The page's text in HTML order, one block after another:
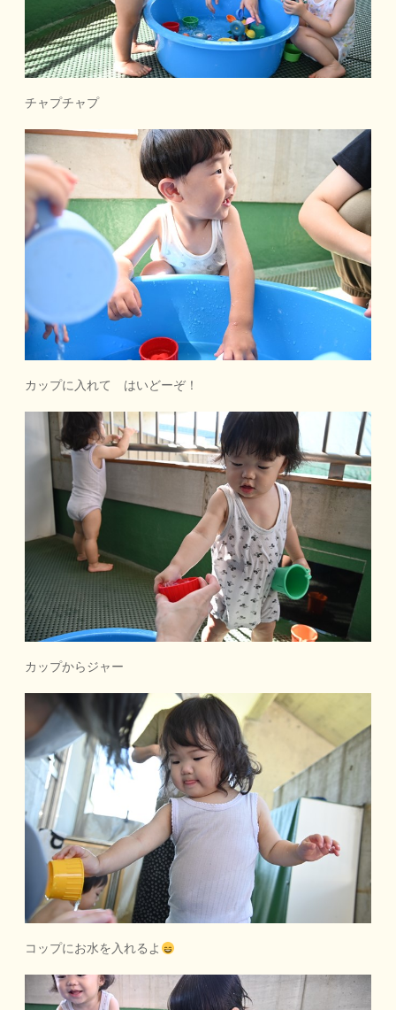
チャプチャプ
カップに入れて はいどーぞ！
カップからジャー
コップにお水を入れるよ